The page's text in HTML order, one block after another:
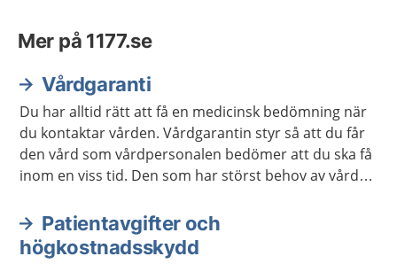
Mer på 1177.se
Vårdgaranti
Du har alltid rätt att få en medicinsk bedömning när
du kontaktar vården. Vårdgarantin styr så att du får
den vård som vårdpersonalen bedömer att du ska få
inom en viss tid. Den som har störst behov av vård
Patientavgifter och
högkostnadsskydd